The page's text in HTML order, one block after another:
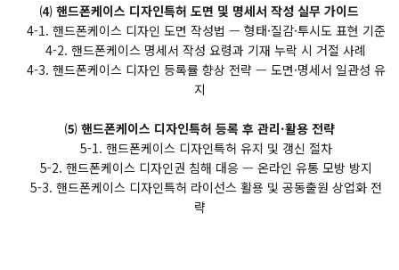
⑷ 핸드폰케이스 디자인특허 도면 및 명세서 작성 실무 가이드
4-1. 핸드폰케이스 디자인 도면 작성법 — 형태·질감·투시도 표현 기준
4-2. 핸드폰케이스 명세서 작성 요령과 기재 누락 시 거절 사례
4-3. 핸드폰케이스 디자인 등록률 향상 전략 — 도면·명세서 일관성 유
지
⑸ 핸드폰케이스 디자인특허 등록 후 관리·활용 전략
5-1. 핸드폰케이스 디자인특허 유지 및 갱신 절차
5-2. 핸드폰케이스 디자인권 침해 대응 — 온라인 유통 모방 방지
5-3. 핸드폰케이스 디자인특허 라이선스 활용 및 공동출원 상업화 전
략